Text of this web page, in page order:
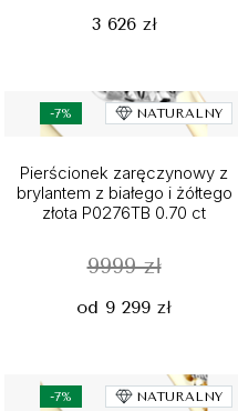
3 626 zł
-7% NATURALNY
Pierścionek zaręczynowy z
brylantem z białego i żółtego
złota P0276TB 0.70 ct
9999 zł
od 9 299 zł
-7% NATURALNY